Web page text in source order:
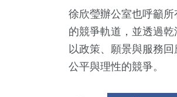
徐欣瑩辦公室也呼籲
的競爭軌道，並透過
以政策、願景與服務
公平與理性的競爭。